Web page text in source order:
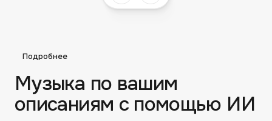
Подробнее
Музыка по вашим
описаниям с помощью ИИ